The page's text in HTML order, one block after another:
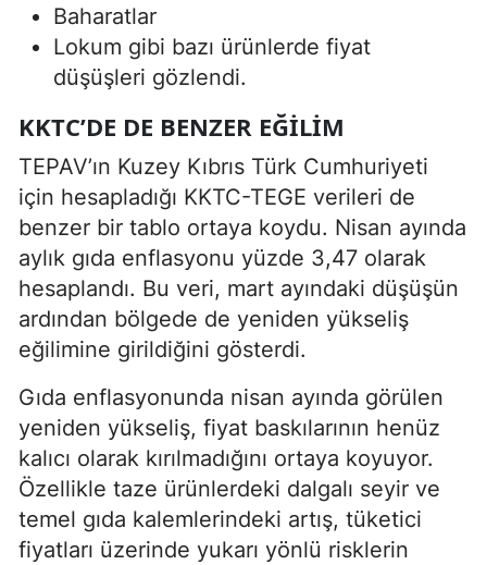
Baharatlar
Lokum gibi bazı ürünlerde fiyat
düşüşleri gözlendi.
KKTC’DE DE BENZER EĞILIM
TEPAV’ın Kuzey Kıbrıs Türk Cumhuriyeti
için hesapladığı KKTC-TEGE verileri de
benzer bir tablo ortaya koydu. Nisan ayında
aylık gıda enflasyonu yüzde 3,47 olarak
hesaplandı. Bu veri, mart ayındaki düşüşün
ardından bölgede de yeniden yükseliş
eğilimine girildiğini gösterdi.
Gıda enflasyonunda nisan ayında görülen
yeniden yükseliş, fiyat baskılarının henüz
kalıcı olarak kırılmadığını ortaya koyuyor.
Özellikle taze ürünlerdeki dalgalı seyir ve
temel gıda kalemlerindeki artış, tüketici
fiyatları üzerinde yukarı yönlü risklerin